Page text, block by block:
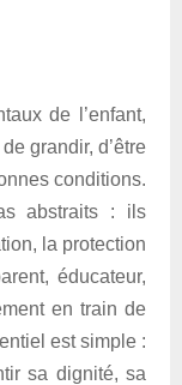
de l’enfant,
grandir, d’être
conditions.
abstraits : ils
la protection
éducateur,
en train de
est simple :
sa dignité, sa